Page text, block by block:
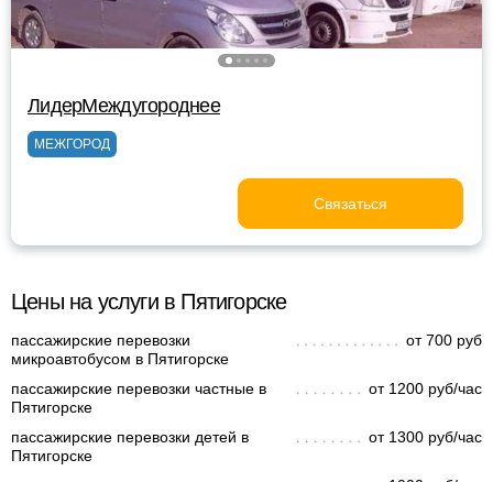
ЛидерМеждугороднее
МЕЖГОРОД
Связаться
Цены на услуги в Пятигорске
пассажирские перевозки
микроавтобусом в Пятигорске
от 700 руб
пассажирские перевозки частные в
Пятигорске
от 1200 руб/час
пассажирские перевозки детей в
Пятигорске
от 1300 руб/час